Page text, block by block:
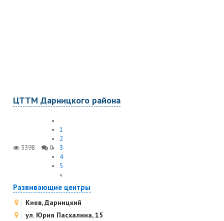
ЦТТМ Дарницкого района
3398 0
1
2
3
4
5
4
Развивающие центры
Киев, Дарницкий
ул. Юрия Пасхалина, 15